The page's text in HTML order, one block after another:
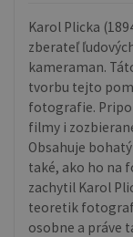
Karol Plicka
zberateľ
kameraman.
tvorbu tejto
fotografie.
filmy i
Obsahuje
také, ako ho na
zachytil Karol
teoretik
osobne a práve